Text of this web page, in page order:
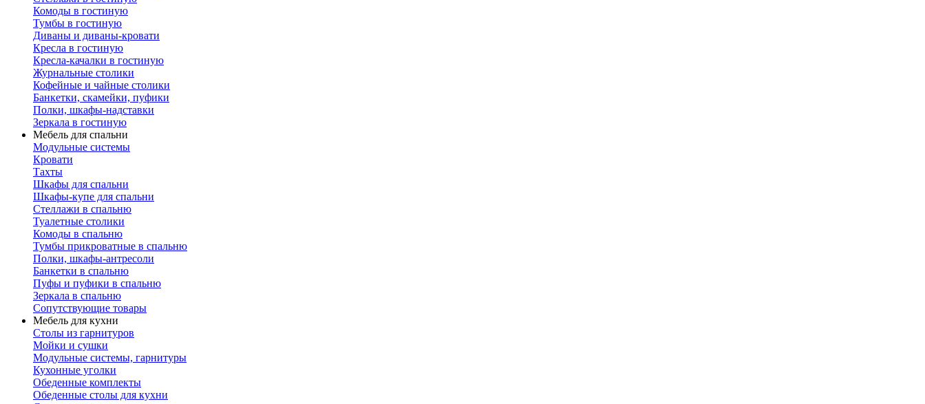
Комоды в гостиную
Тумбы в гостиную
Диваны и диваны-кровати
Кресла в гостиную
Кресла-качалки в гостиную
Журнальные столики
Кофейные и чайные столики
Банкетки, скамейки, пуфики
Полки, шкафы-надставки
Зеркала в гостиную
Мебель для спальни
Модульные системы
Кровати
Тахты
Шкафы для спальни
Шкафы-купе для спальни
Стеллажи в спальню
Туалетные столики
Комоды в спальню
Тумбы прикроватные в спальню
Полки, шкафы-антресоли
Банкетки в спальню
Пуфы и пуфики в спальню
Зеркала в спальню
Сопутствующие товары
Мебель для кухни
Столы из гарнитуров
Мойки и сушки
Модульные системы, гарнитуры
Кухонные уголки
Обеденные комплекты
Обеденные столы для кухни